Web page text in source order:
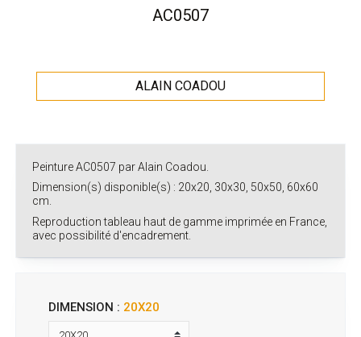
AC0507
Peinture AC0507 par Alain Coadou.
Dimension(s) disponible(s) : 20x20, 30x30, 50x50, 60x60
cm.
Reproduction tableau haut de gamme imprimée en France,
avec possibilité d'encadrement.
ALAIN COADOU
DIMENSION : 20X20